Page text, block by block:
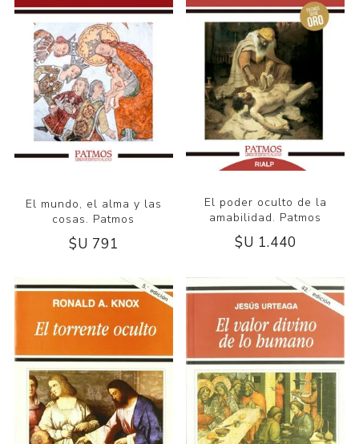
El mundo, el alma y las
cosas. Patmos
$U 791
El poder oculto de la
amabilidad. Patmos
$U 1.440